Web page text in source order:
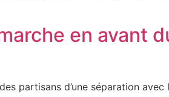
en avant
partisans d’une séparation avec